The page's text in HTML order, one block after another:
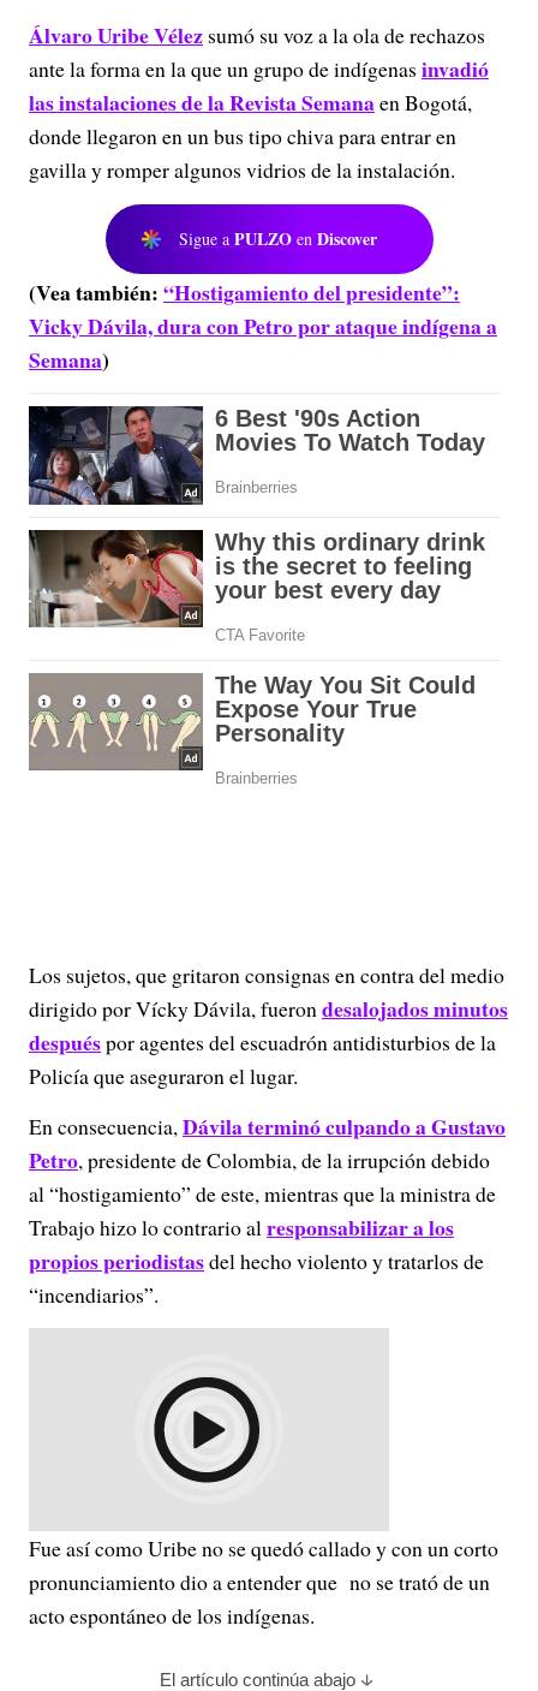
Álvaro Uribe Vélez sumó su voz a la ola de rechazos
ante la forma en la que un grupo de indígenas invadió
las instalaciones de la Revista Semanaen Bogotá,
donde llegaron en un bus tipo chiva para entrar en
gavilla y romper algunos vidrios de la instalación.
Sigue a PULZO en Discover
(Vea también:“Hostigamiento del presidente”:
Vicky Dávila, dura con Petro por ataque indígena a
Semana)
Los sujetos, que gritaron consignas en contra del medio
dirigido por Vícky Dávila, fuerondesalojados minutos
despuéspor agentes del escuadrón antidisturbios de la
Policía que aseguraron el lugar.
En consecuencia,Dávila terminó culpando a Gustavo
Petro, presidente de Colombia, de la irrupción debido
al “hostigamiento” de este, mientras que la ministra de
Trabajo hizo lo contrario alresponsabilizar a los
propios periodistasdel hecho violento y tratarlos de
“incendiarios”.
Fue así como Uribe no se quedó callado y con un corto
pronunciamiento dio a entender que no se trató de un
acto espontáneo de los indígenas.
El artículo continúa abajo